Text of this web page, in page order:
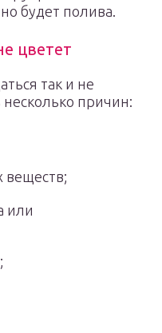
будет полива.
цветет
так и не
причин:
веществ;
или